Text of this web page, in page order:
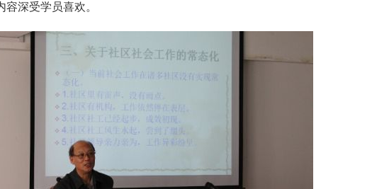
深受学员喜欢。